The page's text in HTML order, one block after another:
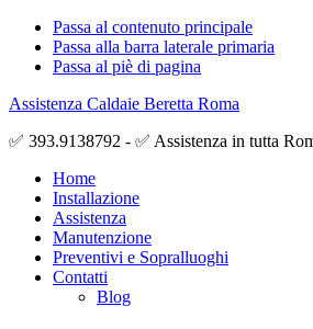
Passa al contenuto principale
Passa alla barra laterale primaria
Passa al piè di pagina
Assistenza Caldaie Beretta Roma
✅ 393.9138792 - ✅ Assistenza in tutta
Home
Installazione
Assistenza
Manutenzione
Preventivi e Sopralluoghi
Contatti
Blog